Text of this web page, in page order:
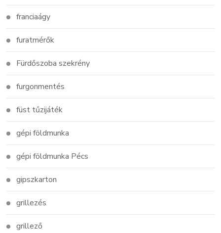
franciaágy
furatmérők
Fürdőszoba szekrény
furgonmentés
füst tűzijáték
gépi földmunka
gépi földmunka Pécs
gipszkarton
grillezés
grillező